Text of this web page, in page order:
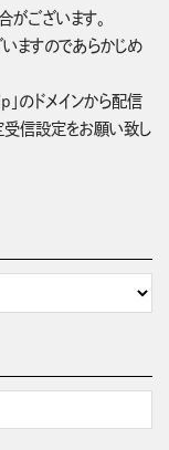
ございます。
ますのであらかじめ
のドメインから配信
受信設定をお願い致し